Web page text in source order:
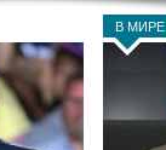
В МИРЕ